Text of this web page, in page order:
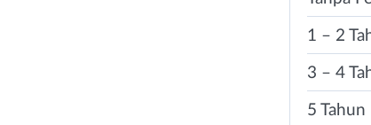
1 – 2
3 – 4
5 Tahun